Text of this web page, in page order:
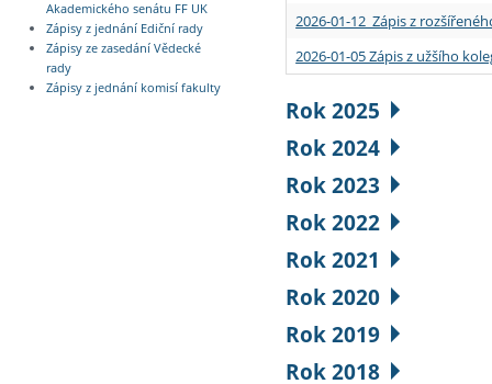
Akademického senátu FF UK
Zápisy z jednání Ediční rady
Zápisy ze zasedání Vědecké
rady
Zápisy z jednání komisí fakulty
2026-01-12 Zápis z
2026-01-05 Zápis z užšího
Rok 2025
Rok 2024
Rok 2023
Rok 2022
Rok 2021
Rok 2020
Rok 2019
Rok 2018